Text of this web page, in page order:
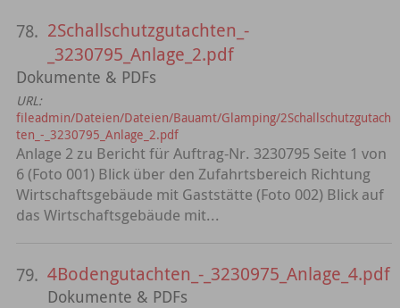
78. 2Schallschutzgutachten_-
_3230795_Anlage_2.pdf
Dokumente & PDFs
URL:
fileadmin/Dateien/Dateien/Bauamt/Glamping/2Schallschutzgutach
ten_-_3230795_Anlage_2.pdf
Anlage 2 zu Bericht für Auftrag-Nr. 3230795 Seite 1 von
6 (Foto 001) Blick über den Zufahrtsbereich Richtung
Wirtschaftsgebäude mit Gaststätte (Foto 002) Blick auf
das Wirtschaftsgebäude mit...
79. 4Bodengutachten_-_3230975_Anlage_4.pdf
Dokumente & PDFs